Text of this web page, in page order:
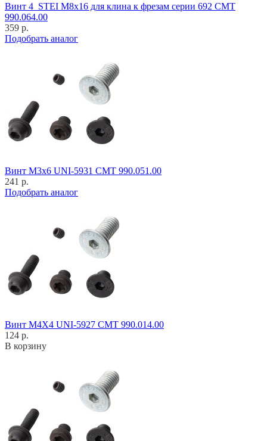
Винт 4_STEI M8x16 для клина к фрезам серии 692 CMT
990.064.00
359 р.
Подобрать аналог
Винт M3x6 UNI-5931 CMT 990.051.00
241 р.
Подобрать аналог
Винт M4X4 UNI-5927 CMT 990.014.00
124 р.
В корзину